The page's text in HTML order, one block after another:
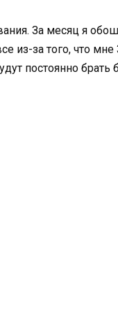
За месяц я
из-за того, что
постоянно